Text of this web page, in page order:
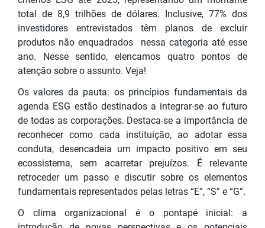
total de 8,9 trilhões de dólares. Inclusive, 77% dos
investidores entrevistados têm planos de excluir
produtos não enquadrados nessa categoria até esse
ano. Nesse sentido, elencamos quatro pontos de
atenção sobre o assunto. Veja!
Os valores da pauta: os princípios fundamentais da
agenda ESG estão destinados a integrar-se ao futuro
de todas as corporações. Destaca-se a importância de
reconhecer como cada instituição, ao adotar essa
conduta, desencadeia um impacto positivo em seu
ecossistema, sem acarretar prejuízos. É relevante
retroceder um passo e discutir sobre os elementos
fundamentais representados pelas letras “E”, “S” e “G”.
O clima organizacional é o pontapé inicial: a